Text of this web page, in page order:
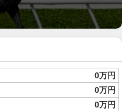
0万円
0万円
0万円